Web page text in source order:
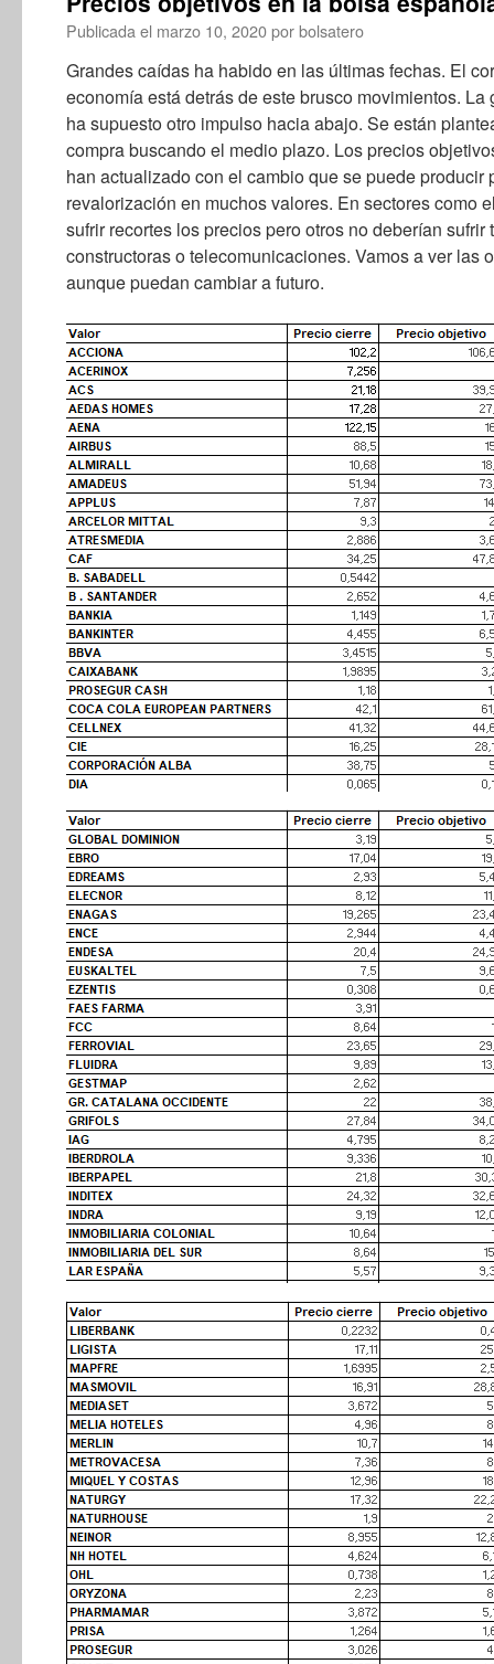
Publicada el marzo 10, 2020porbolsatero
Grandes caídas ha habido en las últimas fechas. El
economía está detrás de este brusco movimientos.
ha supuesto otro impulso hacia abajo. Se están
compra buscando el medio plazo. Los precios
han actualizado con el cambio que se puede
revalorización en muchos valores. En sectores como
sufrir recortes los precios pero otros no deberían sufrir
constructoras o telecomunicaciones. Vamos a ver las
aunque puedan cambiar a futuro.